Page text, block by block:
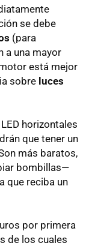
se debe
(para
a una mayor
está mejor
sobre luces
LED horizontales
que tener un
más baratos,
bombillas—
que reciba un
por primera
de los cuales